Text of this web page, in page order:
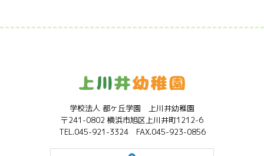
学校法人 都ヶ丘学園 上川井幼稚園
〒241-0802 横浜市旭区上川井町1212-6
TEL.045-921-3324 FAX.045-923-0856